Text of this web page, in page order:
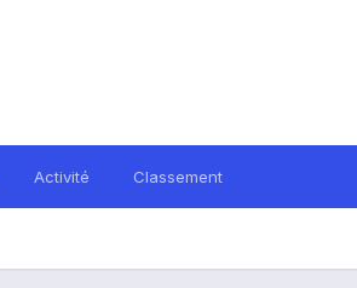
Activité Classement